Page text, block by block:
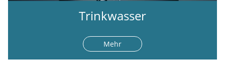
Trinkwasser
Mehr